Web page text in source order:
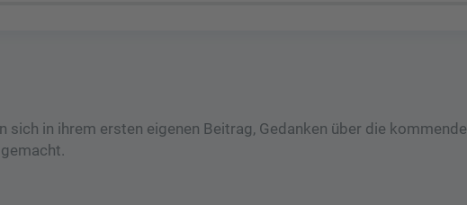
sich in ihrem ersten eigenen Beitrag, Gedanken über die kommende